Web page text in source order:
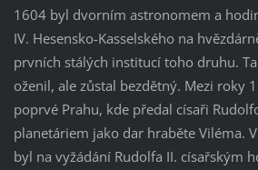
1604 byl dvorním astronomem a
IV. Hesensko-Kasselského na
prvních stálých institucí toho druhu.
oženil, ale zůstal bezdětný. Mezi roky
poprvé Prahu, kde předal císaři
planetáriem jako dar hraběte Viléma.
byl na vyžádání Rudolfa II. císařským